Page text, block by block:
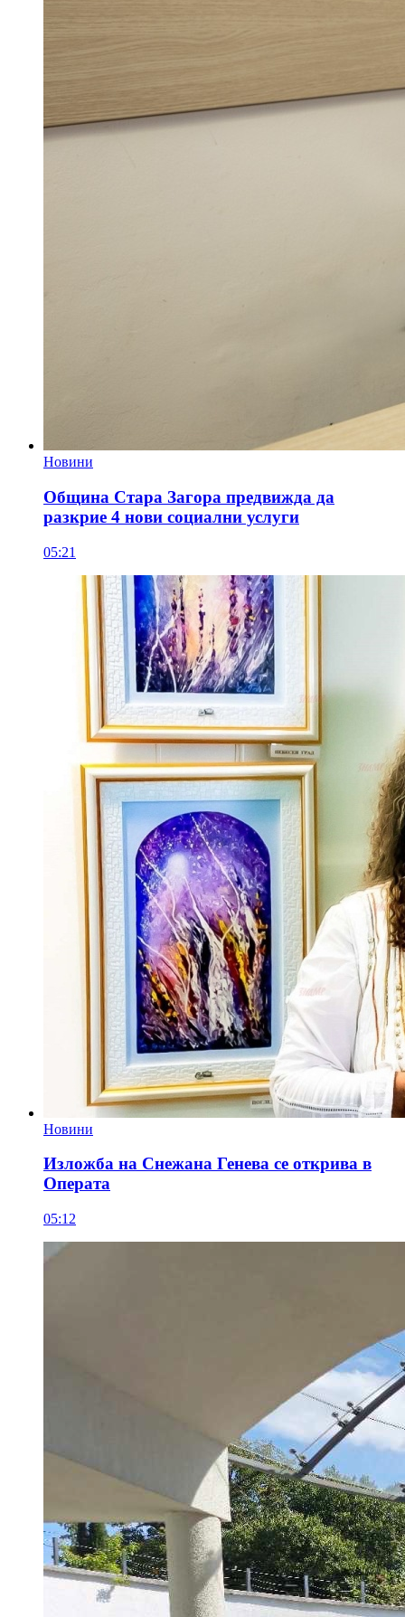
Новини
Община Стара Загора предвижда да
разкрие 4 нови социални услуги
05:21
Новини
Изложба на Снежана Генева се открива в
Операта
05:12